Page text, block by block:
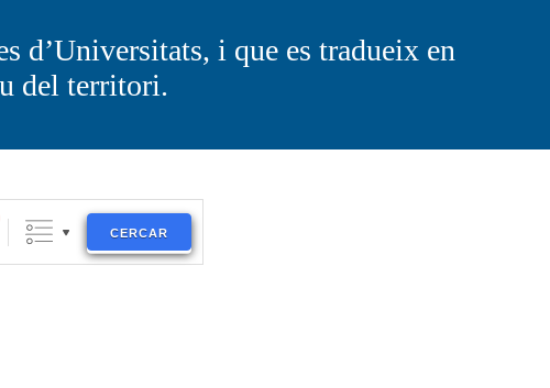
d’Universitats, i que es tradueix en
del territori.
CERCAR